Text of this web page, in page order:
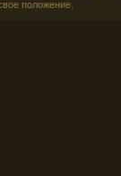
положение.